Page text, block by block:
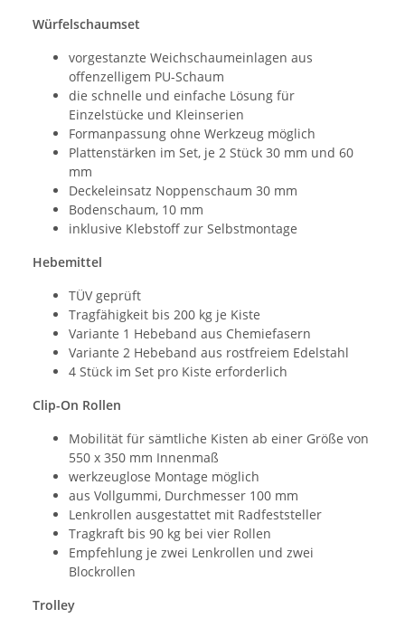
Würfelschaumset
vorgestanzte Weichschaumeinlagen aus
offenzelligem PU-Schaum
die schnelle und einfache Lösung für
Einzelstücke und Kleinserien
Formanpassung ohne Werkzeug möglich
Plattenstärken im Set, je 2 Stück 30 mm und 60
mm
Deckeleinsatz Noppenschaum 30 mm
Bodenschaum, 10 mm
inklusive Klebstoff zur Selbstmontage
Hebemittel
TÜV geprüft
Tragfähigkeit bis 200 kg je Kiste
Variante 1 Hebeband aus Chemiefasern
Variante 2 Hebeband aus rostfreiem Edelstahl
4 Stück im Set pro Kiste erforderlich
Clip-On Rollen
Mobilität für sämtliche Kisten ab einer Größe von
550 x 350 mm Innenmaß
werkzeuglose Montage möglich
aus Vollgummi, Durchmesser 100 mm
Lenkrollen ausgestattet mit Radfeststeller
Tragkraft bis 90 kg bei vier Rollen
Empfehlung je zwei Lenkrollen und zwei
Blockrollen
Trolley